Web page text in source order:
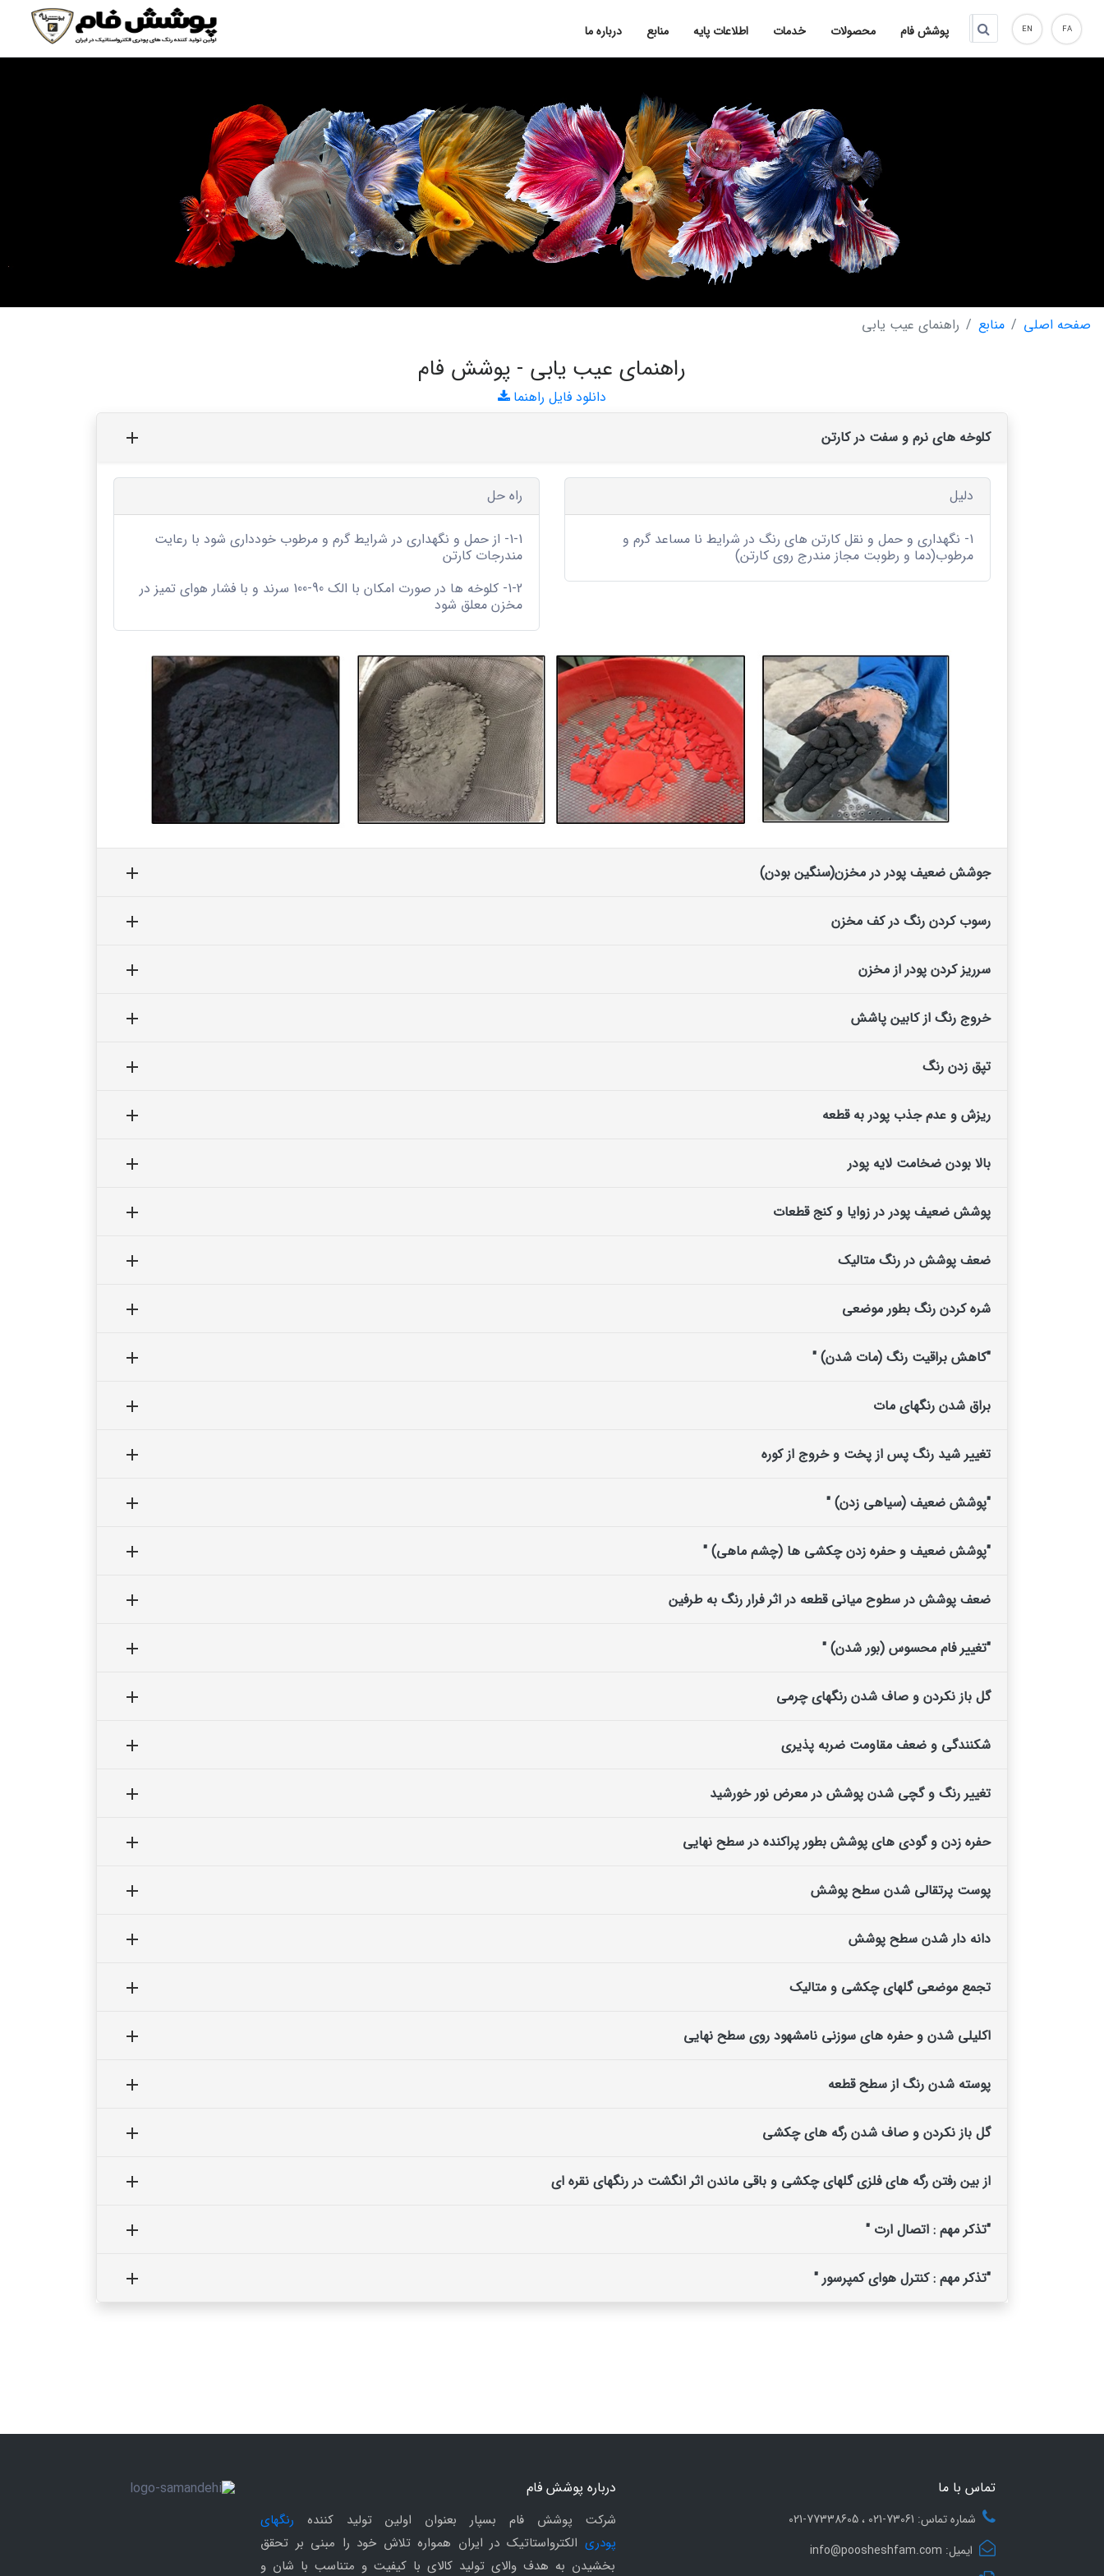
FA
EN پوشش فام محصولات خدمات اطلاعات پایه منابع درباره ما
صفحه اصلی منابع راهنمای عیب یابی
راهنمای عیب یابی - پوشش فام
دانلود فایل راهنما
کلوخه های نرم و سفت در کارتن
دلیل
1- نگهداری و حمل و نقل کارتن های رنگ در شرایط نا مساعد گرم و
مرطوب(دما و رطوبت مجاز مندرج روی کارتن)
راه حل
1-1- از حمل و نگهداری در شرایط گرم و مرطوب خودداری شود با رعایت
مندرجات کارتن
1-2- کلوخه ها در صورت امکان با الک 90-100 سرند و با فشار هوای تمیز در
مخزن معلق شود
جوشش ضعیف پودر در مخزن(سنگین بودن)
رسوب کردن رنگ در کف مخزن
سرریز کردن پودر از مخزن
خروج رنگ از کابین پاشش
تپق زدن رنگ
ریزش و عدم جذب پودر به قطعه
بالا بودن ضخامت لایه پودر
پوشش ضعیف پودر در زوایا و کنج قطعات
ضعف پوشش در رنگ متالیک
شره کردن رنگ بطور موضعی
"کاهش براقیت رنگ (مات شدن) "
براق شدن رنگهای مات
تغییر شید رنگ پس از پخت و خروج از کوره
"پوشش ضعیف (سیاهی زدن) "
"پوشش ضعیف و حفره زدن چکشی ها (چشم ماهی) "
ضعف پوشش در سطوح میانی قطعه در اثر فرار رنگ به طرفین
"تغییر فام محسوس (بور شدن) "
گل باز نکردن و صاف شدن رنگهای چرمی
شکنندگی و ضعف مقاومت ضربه پذیری
تغییر رنگ و گچی شدن پوشش در معرض نور خورشید
حفره زدن و گودی های پوشش بطور پراکنده در سطح نهایی
پوست پرتقالی شدن سطح پوشش
دانه دار شدن سطح پوشش
تجمع موضعی گلهای چکشی و متالیک
اکلیلی شدن و حفره های سوزنی نامشهود روی سطح نهایی
پوسته شدن رنگ از سطح قطعه
گل باز نکردن و صاف شدن رگه های چکشی
از بین رفتن رگه های فلزی گلهای چکشی و باقی ماندن اثر انگشت در رنگهای نقره ای
"تذکر مهم : اتصال ارت "
"تذکر مهم : کنترل هوای کمپرسور "
تماس با ما
شماره تماس: 73061-021 ، 77338605-021
ایمیل: info@poosheshfam.com
درباره پوشش فام
شرکت پوشش فام بسپار بعنوان اولین تولید کننده رنگهای
پودری الکترواستاتیک در ایران همواره تلاش خود را مبنی بر تحقق
بخشیدن به هدف والای تولید کالای با کیفیت و متناسب با شان و